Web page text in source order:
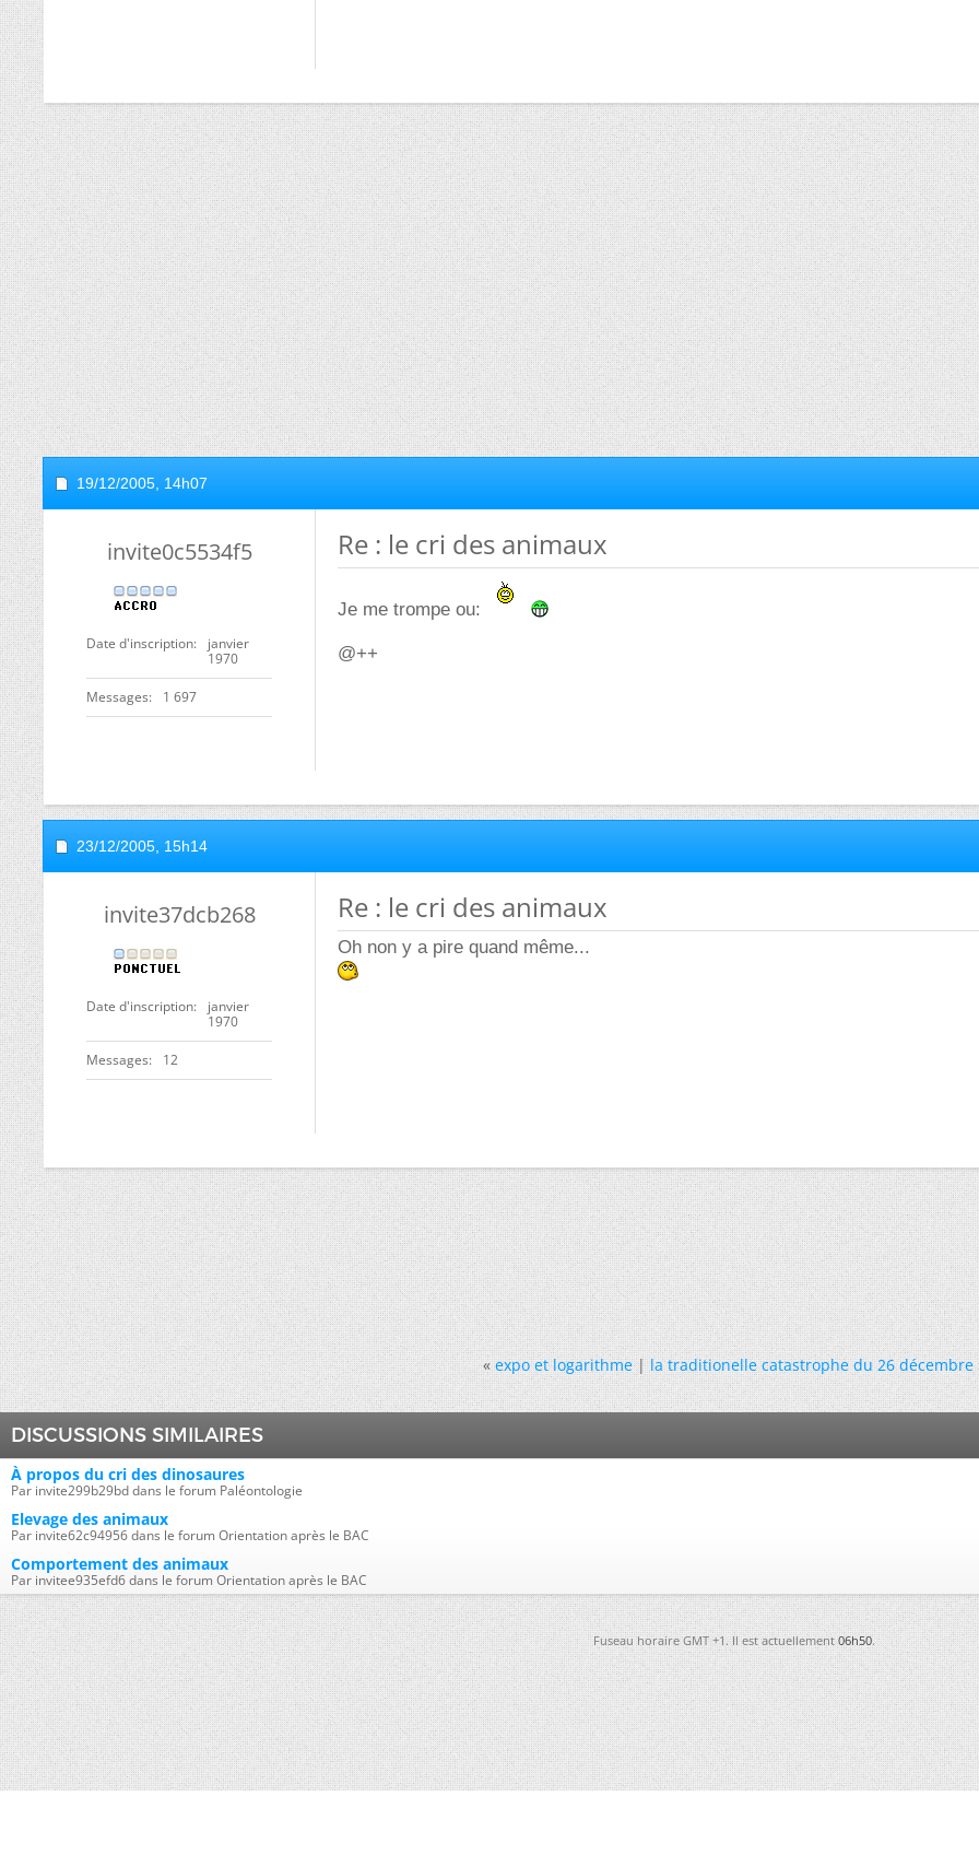
19/12/2005, 14h07
invite0c5534f5
Date d'inscription
janvier
1970
Messages 1 697
Re : le cri des animaux
Je me trompe ou:
@++
23/12/2005, 15h14
invite37dcb268
Date d'inscription
janvier
1970
Messages 12
Re : le cri des animaux
Oh non y a pire quand même...
« expo et logarithme|la traditionelle catastrophe du 26 décembre
DISCUSSIONS SIMILAIRES
À propos du cri des dinosaures
Par invite299b29bd dans le forum Paléontologie
Elevage des animaux
Par invite62c94956 dans le forum Orientation après le BAC
Comportement des animaux
Par invitee935efd6 dans le forum Orientation après le BAC
Fuseau horaire GMT +1. Il est actuellement06h50.